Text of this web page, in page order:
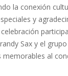
la conexión
y
Sax y el
al